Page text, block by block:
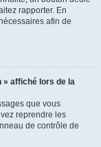
rapporter. En
afin de
» affiché lors de la
que vous
reprendre les
de contrôle de